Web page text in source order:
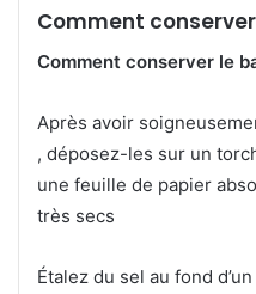
Comment
Comment conserver le
Après avoir
, déposez-les sur un
une feuille de papier
très secs
Étalez du sel au fond